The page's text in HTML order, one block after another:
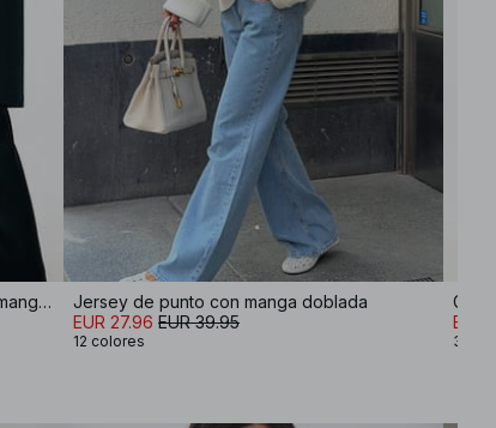
Top de jersey de algodón suave con mangas anchas
Jersey de punto con manga doblada
EUR 27.96 EUR 39.95
12 colores
EUR
3